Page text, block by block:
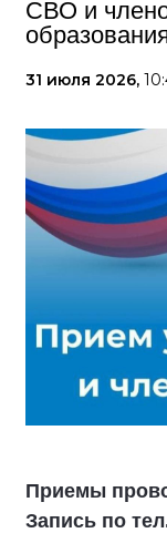
СВО и
31 июля 2026,
Приемы
Запись по